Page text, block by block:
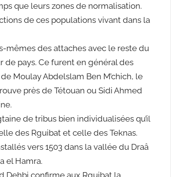
que leurs zones de normalisation.
de ces populations vivant dans la
mêmes des attaches avec le reste du
de pays. Ce furent en général des
Moulay Abdelslam Ben M’chich, le
près de Tétouan ou Sidi Ahmed
de tribus bien individualisées qu’il
des Rguibat et celle des Teknas.
vers 1503 dans la vallée du Draâ
el Hamra.
Dehbi confirme aux Rguibat la